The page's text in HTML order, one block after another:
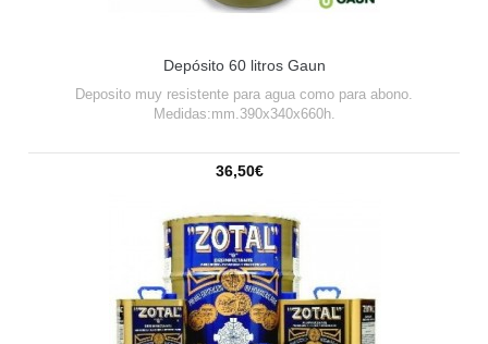
Depósito 60 litros Gaun
Deposito muy resistente para agua como para abono.
Medidas:mm.390x340x660h.
36,50€